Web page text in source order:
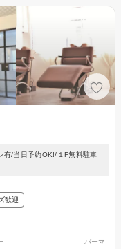
有/当日予約OK!/１F無料駐車
歓迎
パーマ